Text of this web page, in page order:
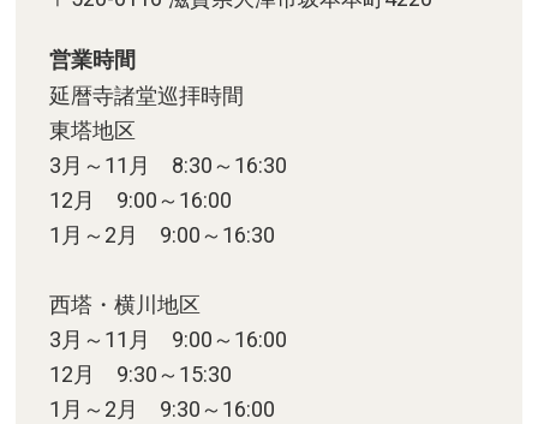
営業時間
延暦寺諸堂巡拝時間
東塔地区
3月～11月 8:30～16:30
12月 9:00～16:00
1月～2月 9:00～16:30
西塔・横川地区
3月～11月 9:00～16:00
12月 9:30～15:30
1月～2月 9:30～16:00